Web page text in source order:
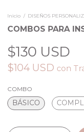
Inicio / DISEÑOS
COMBOS PARA
$130 USD
$104 USD con
COMBO
BÁSICO